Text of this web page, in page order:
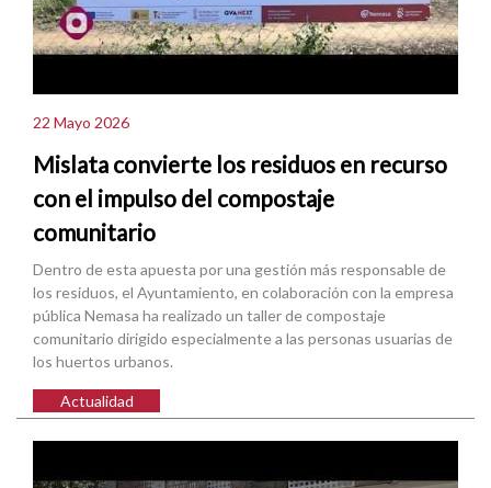
22 Mayo 2026
Mislata convierte los residuos en recurso
con el impulso del compostaje
comunitario
Dentro de esta apuesta por una gestión más responsable de
los residuos, el Ayuntamiento, en colaboración con la empresa
pública Nemasa ha realizado un taller de compostaje
comunitario dirigido especialmente a las personas usuarias de
los huertos urbanos.
Actualidad